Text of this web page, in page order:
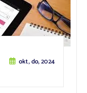
okt, do, 2024